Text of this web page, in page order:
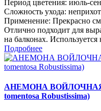
Период цветения: июль-
Сложность ухода:
Применение: Прекрасно
Отлично подходит для
на балконах. Используется
Подробнее
АНЕМОНА ВОЙЛОЧНАЯ
tomentosa Robustissima)